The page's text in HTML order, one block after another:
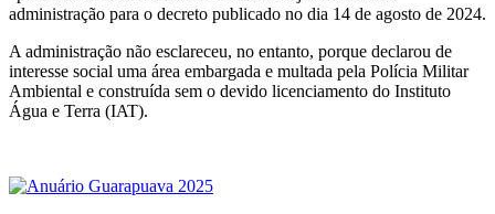
administração para o decreto publicado no dia 14 de agosto de 2024.
A administração não esclareceu, no entanto, porque declarou de
interesse social uma área embargada e multada pela Polícia Militar
Ambiental e construída sem o devido licenciamento do Instituto
Água e Terra (IAT).